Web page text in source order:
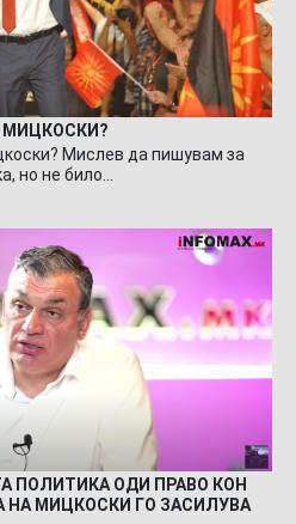
МИЦКОСКИ?
Мислев да пишувам за
но не било…
ПОЛИТИКА ОДИ ПРАВО КОН
НА МИЦКОСКИ ГО ЗАСИЛУВА